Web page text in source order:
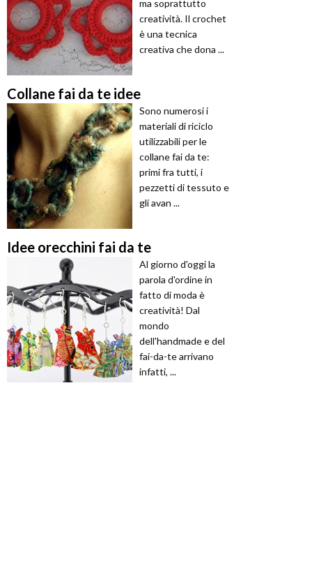
ma soprattutto
creatività. Il crochet
è una tecnica
creativa che dona ...
Collane fai da te idee
Sono numerosi i
materiali di riciclo
utilizzabili per le
collane fai da te:
primi fra tutti, i
pezzetti di tessuto e
gli avan ...
Idee orecchini fai da te
Al giorno d'oggi la
parola d'ordine in
fatto di moda è
creatività! Dal
mondo
dell'handmade e del
fai-da-te arrivano
infatti, ...